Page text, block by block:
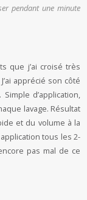
pendant une minute
que j’ai croisé très
apprécié son côté
d’application,
lavage. Résultat
et du volume à la
tous les 2-
pas mal de ce